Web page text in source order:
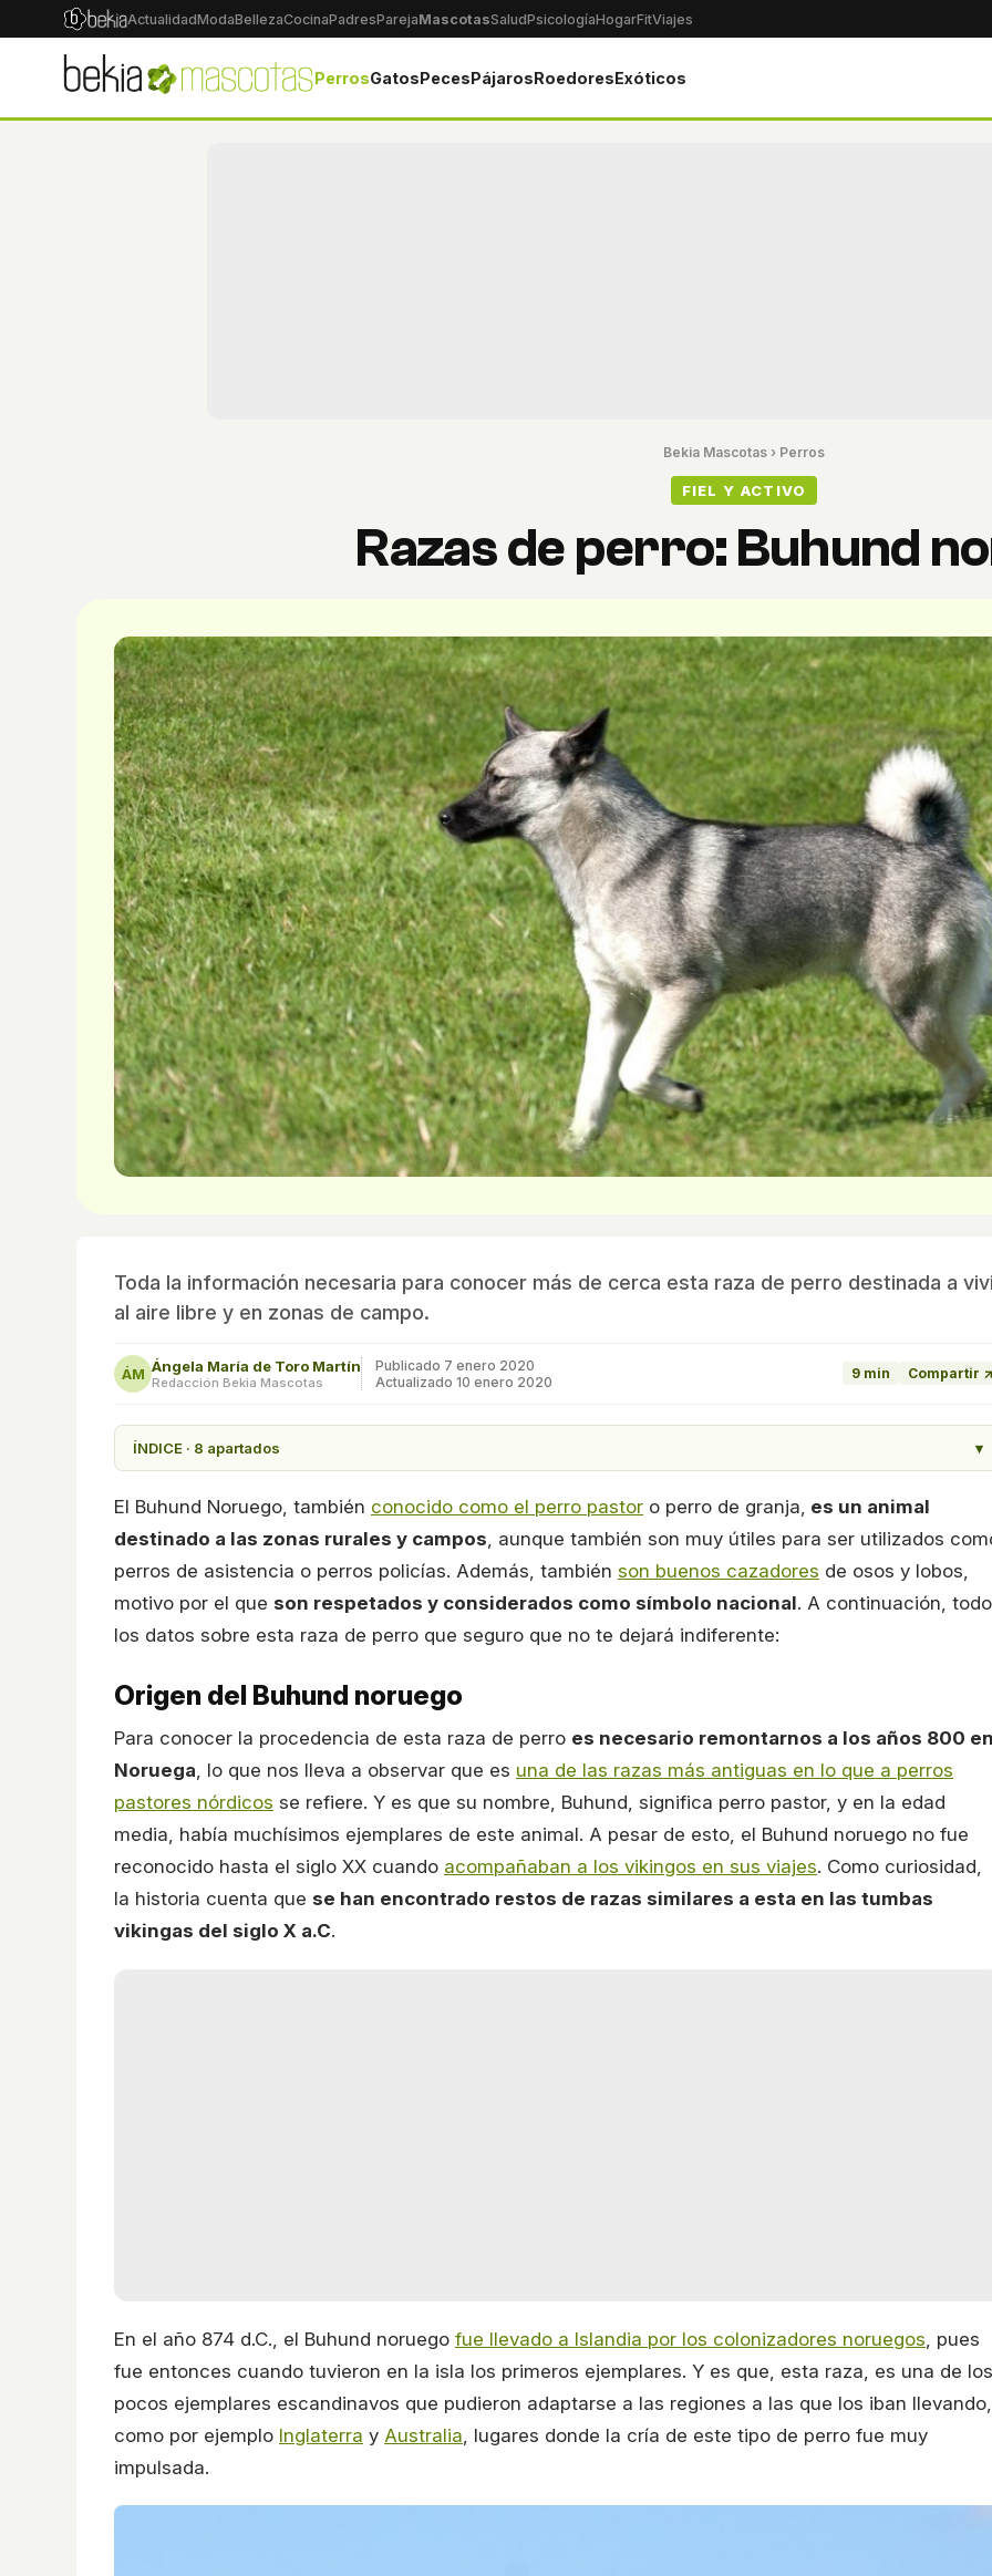
ActualidadModaBellezaCocinaPadresParejaMascotasSaludPsicologíaHogarFitViajes
PerrosGatosPecesPájarosRoedoresExóticos
Bekia Mascotas › Perros
FIEL Y ACTIVO
Razas de perro: Buhund
Toda la información necesaria para conocer más de cerca esta raza de perro destinada a
al aire libre y en zonas de campo.
ÁM Ángela María de Toro Martín
Redacción Bekia Mascotas
Publicado 7 enero 2020
Actualizado 10 enero 2020
9 min Compartir ↗
ÍNDICE · 8 apartados ▾
El Buhund Noruego, también conocido como el perro pastor o perro de granja, es un animal
destinado a las zonas rurales y campos , aunque también son muy útiles para ser utilizados
perros de asistencia o perros policías. Además, también son buenos cazadores de osos y lobos,
motivo por el que son respetados y considerados como símbolo nacional. A continuación,
los datos sobre esta raza de perro que seguro que no te dejará indiferente:
Origen del Buhund noruego
Para conocer la procedencia de esta raza de perro es necesario remontarnos a los años 800
Noruega , lo que nos lleva a observar que es una de las razas más antiguas en lo que a perros
pastores nórdicos se refiere. Y es que su nombre, Buhund, significa perro pastor, y en la edad
media, había muchísimos ejemplares de este animal. A pesar de esto, el Buhund noruego no fue
reconocido hasta el siglo XX cuando acompañaban a los vikingos en sus viajes. Como curiosidad,
la historia cuenta que se han encontrado restos de razas similares a esta en las tumbas
vikingas del siglo X a.C.
En el año 874 d.C., el Buhund noruego fue llevado a Islandia por los colonizadores noruegos , pues
fue entonces cuando tuvieron en la isla los primeros ejemplares. Y es que, esta raza, es una de los
pocos ejemplares escandinavos que pudieron adaptarse a las regiones a las que los iban llevando,
como por ejemplo Inglaterra y Australia , lugares donde la cría de este tipo de perro fue muy
impulsada.